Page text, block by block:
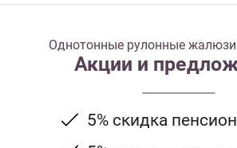
Однотонные рулонные жалюзи
Акции и
5% скидка